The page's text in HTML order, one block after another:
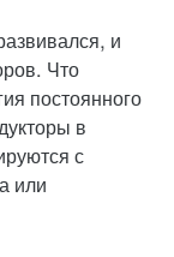
и
Что
постоянного
в
с
или